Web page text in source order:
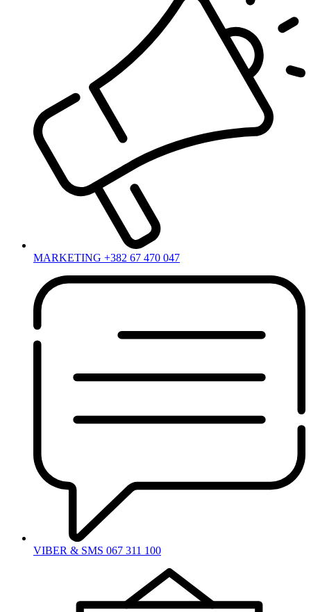
MARKETING +382 67 470 047
VIBER & SMS 067 311 100